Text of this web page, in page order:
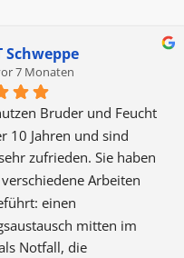
Schweppe
7 Monaten
Bruder und Feucht
10 Jahren und sind
zufrieden. Sie haben
Arbeiten
einen
mitten im
Notfall, die